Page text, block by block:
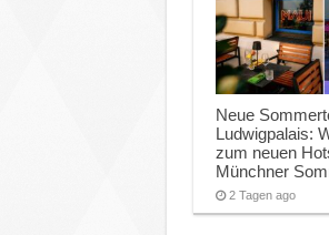
Neue
Ludwigpalais:
zum neuen
Münchner
2 Tagen ago